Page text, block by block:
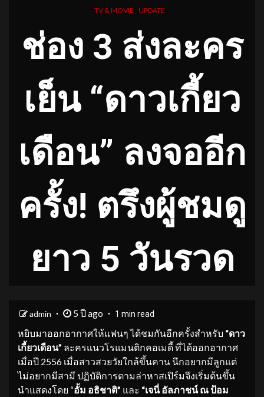
TV & MOVIE UPDATE
ช่อง 3 ส่งละคร
เย็น “ดาวเกี้ยว
เดือน” ลงจออีก
ครั้ง! ตรึงผู้ชมดู
ยาว 5 วันรวด
admin 5 ปี ago 1 min read
หยิบมาออกอากาศให้แฟนๆ ได้ชมกันอีกครั้งสำหรับ “ดาว
เกี้ยวเดือน” ละครแนวโรแมนติกคอเมดี้ ที่ได้ออกอากาศ
เมื่อปี 2556 เมื่อสาวสวยวัยใกล้ขึ้นคาน นึกอยากมีลูกแต่
ไม่อยากมีสามี ปฏิบัติการตามล่าหาสเปิร์มจึงเริ่มต้นขึ้น
นำแสดงโดย “อั้ม อธิชาติ” และ “เจนี่ อัลภาชน์ ณ ป้อม